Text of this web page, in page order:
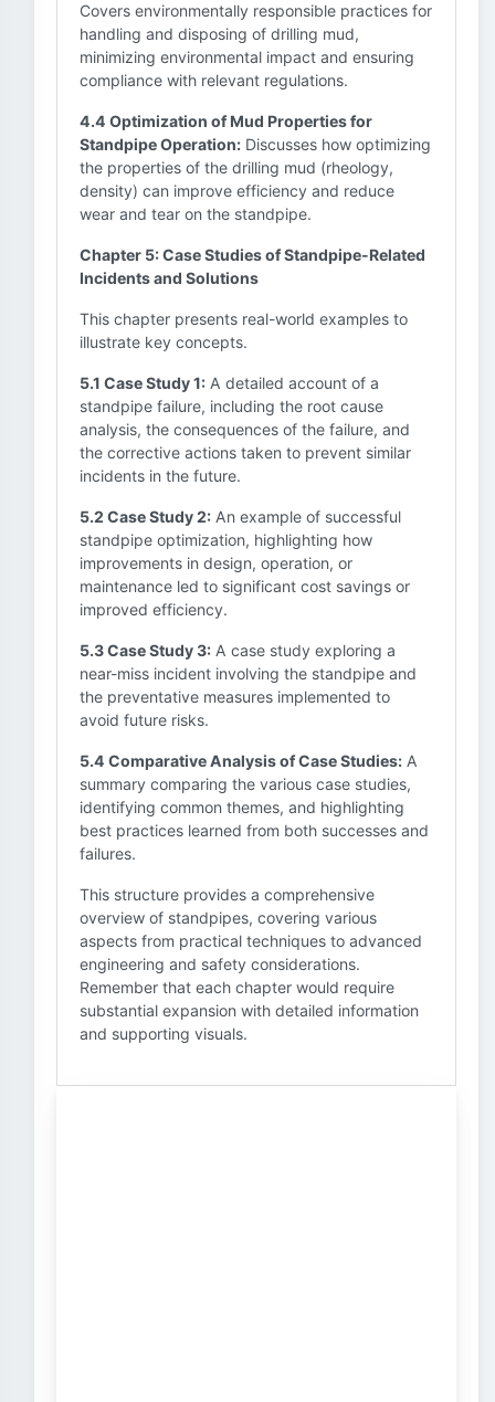
Covers environmentally responsible practices for
handling and disposing of drilling mud,
minimizing environmental impact and ensuring
compliance with relevant regulations.
4.4 Optimization of Mud Properties for
Standpipe Operation: Discusses how optimizing
the properties of the drilling mud (rheology,
density) can improve efficiency and reduce
wear and tear on the standpipe.
Chapter 5: Case Studies of Standpipe-Related
Incidents and Solutions
This chapter presents real-world examples to
illustrate key concepts.
5.1 Case Study 1: A detailed account of a
standpipe failure, including the root cause
analysis, the consequences of the failure, and
the corrective actions taken to prevent similar
incidents in the future.
5.2 Case Study 2: An example of successful
standpipe optimization, highlighting how
improvements in design, operation, or
maintenance led to significant cost savings or
improved efficiency.
5.3 Case Study 3: A case study exploring a
near-miss incident involving the standpipe and
the preventative measures implemented to
avoid future risks.
5.4 Comparative Analysis of Case Studies: A
summary comparing the various case studies,
identifying common themes, and highlighting
best practices learned from both successes and
failures.
This structure provides a comprehensive
overview of standpipes, covering various
aspects from practical techniques to advanced
engineering and safety considerations.
Remember that each chapter would require
substantial expansion with detailed information
and supporting visuals.